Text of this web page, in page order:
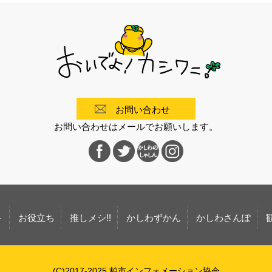
お問い合わせ
お問い合わせはメールでお願いします。
お役立ち 推しメシ!! かしわずかん かしわさんぽ